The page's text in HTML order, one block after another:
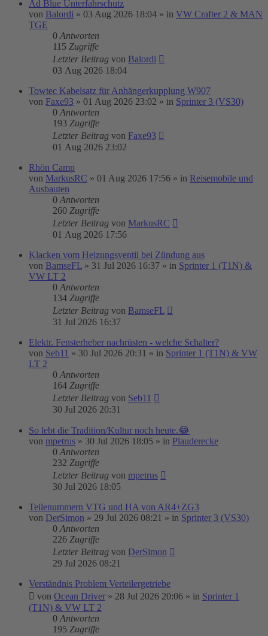
Ad Blue Unterfahrschutz
von Balordi » 03 Aug 2026 18:04 » in VW Crafter 2 & MAN
TGE
0 Antworten
115 Zugriffe
Letzter Beitrag von Balordi
03 Aug 2026 18:04
Towtec Kabelsatz für Anhängerkupplung W907
von Faxe93 » 01 Aug 2026 23:02 » in Sprinter 3 (VS30)
0 Antworten
193 Zugriffe
Letzter Beitrag von Faxe93
01 Aug 2026 23:02
Rhön Camp
von MarkusRC » 01 Aug 2026 17:56 » in Reisemobile und
Ausbauten
0 Antworten
260 Zugriffe
Letzter Beitrag von MarkusRC
01 Aug 2026 17:56
Klacken vom Heizungsventil bei Zündung aus
von BamseFL » 31 Jul 2026 16:37 » in Sprinter 1 (T1N) &
VW LT 2
0 Antworten
134 Zugriffe
Letzter Beitrag von BamseFL
31 Jul 2026 16:37
Elektr. Fensterheber nachrüsten - welche Schalter?
von Seb11 » 30 Jul 2026 20:31 » in Sprinter 1 (T1N) & VW
LT 2
0 Antworten
164 Zugriffe
Letzter Beitrag von Seb11
30 Jul 2026 20:31
So lebt die Tradition/Kultur noch heute.😂
von mpetrus » 30 Jul 2026 18:05 » in Plauderecke
0 Antworten
232 Zugriffe
Letzter Beitrag von mpetrus
30 Jul 2026 18:05
Teilenummern VTG und HA von AR4+ZG3
von DerSimon » 29 Jul 2026 08:21 » in Sprinter 3 (VS30)
0 Antworten
226 Zugriffe
Letzter Beitrag von DerSimon
29 Jul 2026 08:21
Verständnis Problem Verteilergetriebe
von Ocean Driver » 28 Jul 2026 20:06 » in Sprinter 1
(T1N) & VW LT 2
0 Antworten
195 Zugriffe